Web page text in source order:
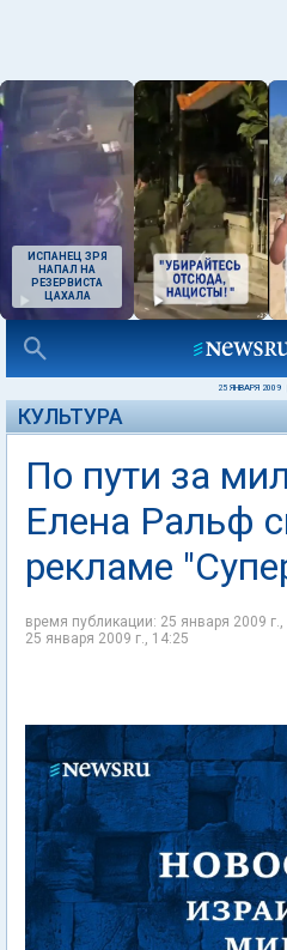
ИСПАНЕЦ ЗРЯ
НАПАЛ НА
РЕЗЕРВИСТА
ЦАХАЛА
25 ЯНВАРЯ 2009
КУЛЬТУРА
По пути за
Елена Ральф
рекламе
время публикации: 25 января 2009
25 января 2009 г., 14:25